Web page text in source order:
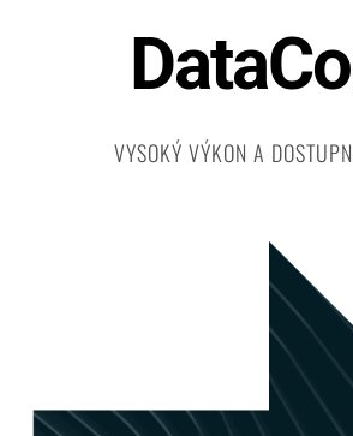
VYSOKÝ VÝKON A